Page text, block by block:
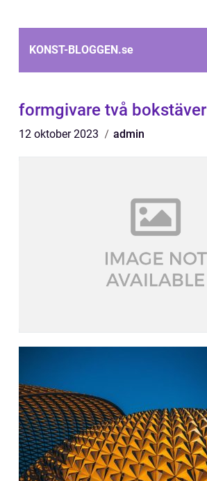
KONST-BLOGGEN.se
formgivare två bokstäver
12 oktober 2023 admin